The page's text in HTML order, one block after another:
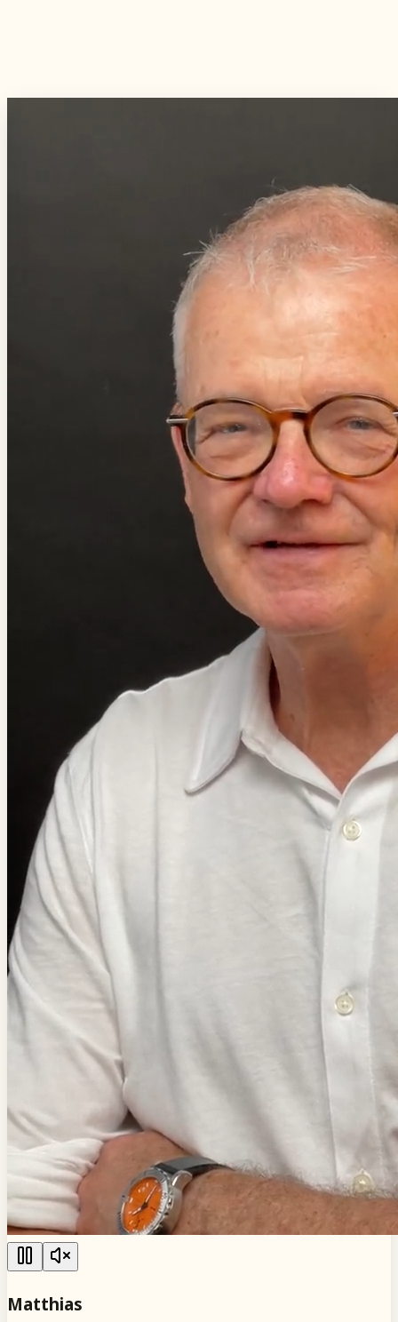
Matthias